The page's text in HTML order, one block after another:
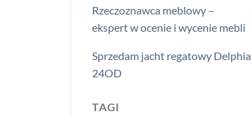
Rzeczoznawca meblowy –
ekspert w ocenie i wycenie mebli
Sprzedam jacht regatowy Delphia
24OD
TAGI